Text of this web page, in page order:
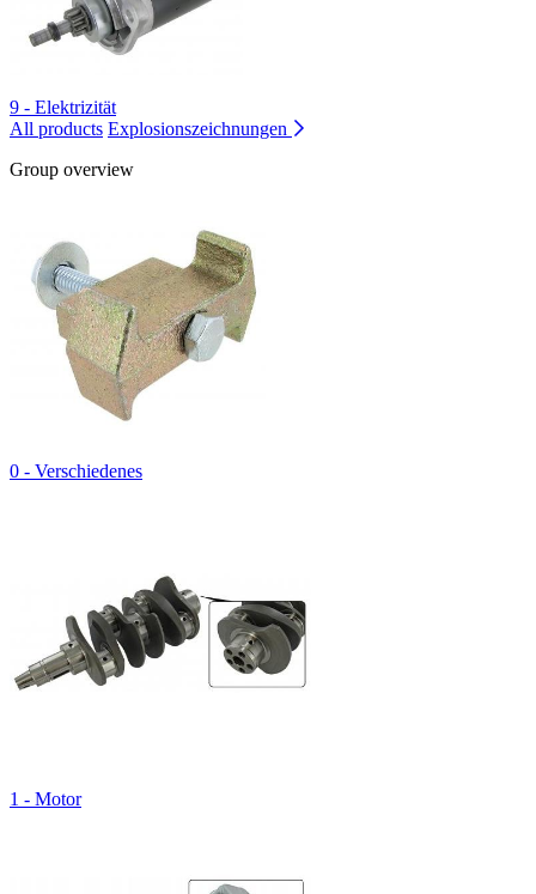
9 - Elektrizität
All products Explosionszeichnungen
Group overview
0 - Verschiedenes
1 - Motor